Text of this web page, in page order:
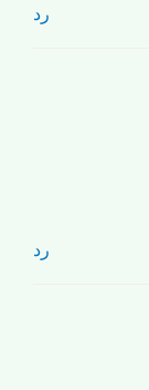
رد
رد